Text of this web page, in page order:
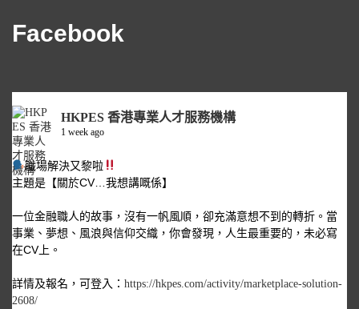
Facebook
HKPES 香港專業人才服務機構
1 week ago
職場解決又黎啦
主題是【關於CV…我想講嘅係】
一位金融職人的故事，沒有一帆風順，卻充滿意想不到的轉折。當
事業、夢想、風浪與信仰交織，你會發現，人生最重要的，未必寫
在CV上。
詳情及報名，可登入： https://hkpes.com/activity/marketplace-solution-
2608/